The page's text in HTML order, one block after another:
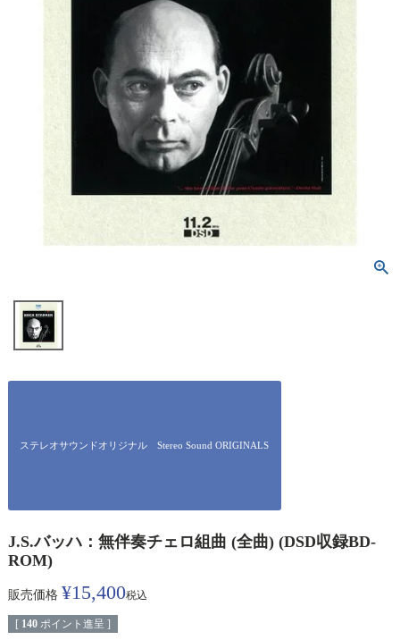
ステレオサウンドオリジナル Stereo Sound ORIGINALS
J.S.バッハ：無伴奏チェロ組曲 (全曲) (DSD収録BD-
ROM)
販売価格 ¥15,400税込
[ 140 ポイント進呈 ]